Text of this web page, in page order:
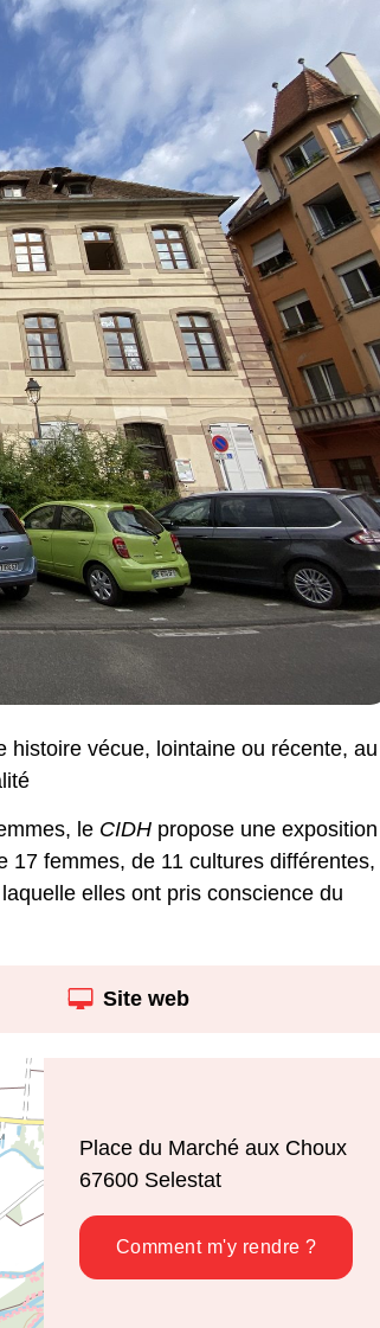
histoire vécue, lointaine ou récente, au
le CIDH propose une exposition
17 femmes, de 11 cultures différentes,
elles ont pris conscience du
Site web
Place du Marché aux Choux
67600 Selestat
Comment m'y rendre ?